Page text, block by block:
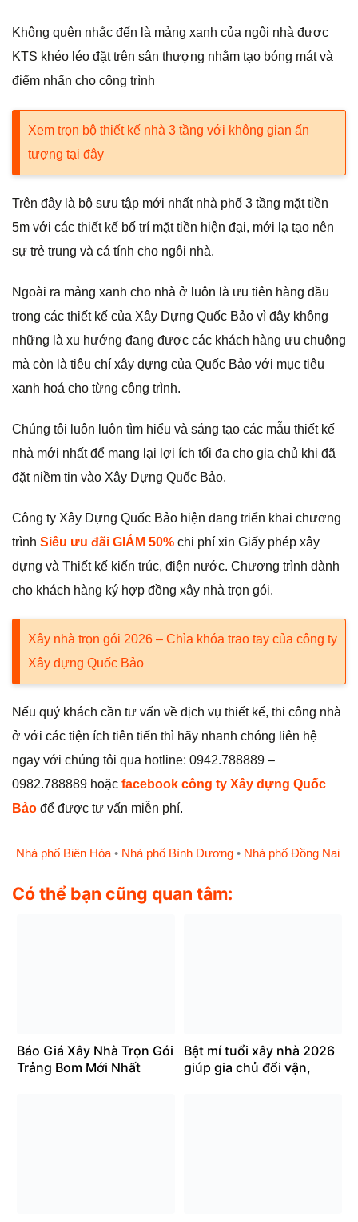
Không quên nhắc đến là mảng xanh của ngôi nhà được
KTS khéo léo đặt trên sân thượng nhằm tạo bóng mát và
điểm nhấn cho công trình
Xem trọn bộ thiết kế nhà 3 tầng với không gian ấn
tượng tại đây
Trên đây là bộ sưu tập mới nhất nhà phố 3 tầng mặt tiền
5m với các thiết kế bố trí mặt tiền hiện đại, mới lạ tạo nên
sự trẻ trung và cá tính cho ngôi nhà.
Ngoài ra mảng xanh cho nhà ở luôn là ưu tiên hàng đầu
trong các thiết kế của Xây Dựng Quốc Bảo vì đây không
những là xu hướng đang được các khách hàng ưu chuộng
mà còn là tiêu chí xây dựng của Quốc Bảo với mục tiêu
xanh hoá cho từng công trình.
Chúng tôi luôn luôn tìm hiểu và sáng tạo các mẫu thiết kế
nhà mới nhất để mang lại lợi ích tối đa cho gia chủ khi đã
đặt niềm tin vào Xây Dựng Quốc Bảo.
Công ty Xây Dựng Quốc Bảo hiện đang triển khai chương
trình Siêu ưu đãi GIẢM 50% chi phí xin Giấy phép xây
dựng và Thiết kế kiến trúc, điện nước. Chương trình dành
cho khách hàng ký hợp đồng xây nhà trọn gói.
Xây nhà trọn gói 2026 – Chìa khóa trao tay của công ty
Xây dựng Quốc Bảo
Nếu quý khách cần tư vấn về dịch vụ thiết kế, thi công nhà
ở với các tiện ích tiên tiến thì hãy nhanh chóng liên hệ
ngay với chúng tôi qua hotline: 0942.788889 –
0982.788889 hoặc facebook công ty Xây dựng Quốc
Bảo để được tư vấn miễn phí.
Nhà phố Biên Hòa • Nhà phố Bình Dương • Nhà phố Đồng Nai
Có thể bạn cũng quan tâm:
Báo Giá Xây Nhà Trọn Gói
Trảng Bom Mới Nhất
Bật mí tuổi xây nhà 2026
giúp gia chủ đổi vận,